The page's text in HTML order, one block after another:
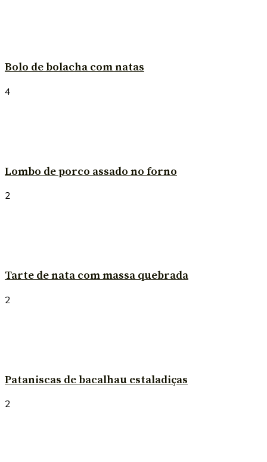
Bolo de bolacha com natas
4
Lombo de porco assado no forno
2
Tarte de nata com massa quebrada
2
Pataniscas de bacalhau estaladiças
2